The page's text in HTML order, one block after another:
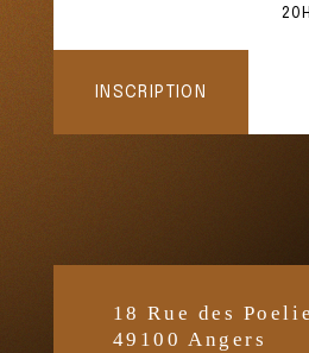
INSCRIPTION
18 Rue des
49100 Angers